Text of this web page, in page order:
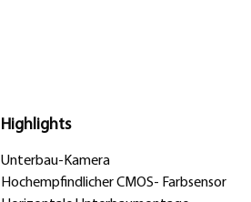
Highlights
Unterbau-Kamera
Hochempfindlicher CMOS- Farbsensor